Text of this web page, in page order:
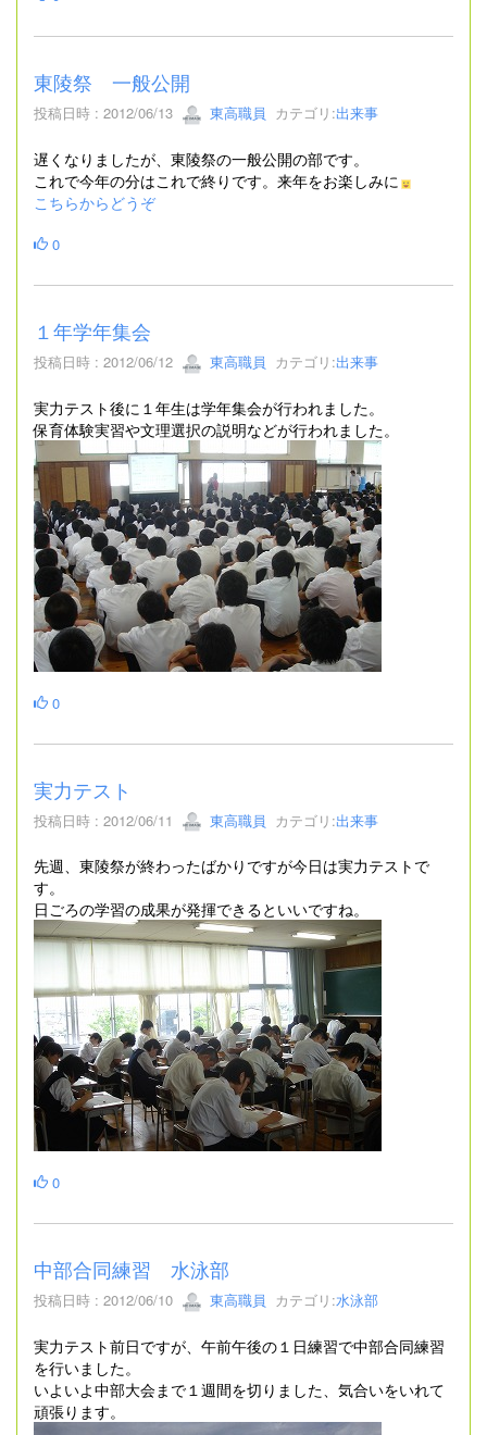
東陵祭 一般公開
投稿日時 : 2012/06/13 東高職員 カテゴリ:出来事
遅くなりましたが、東陵祭の一般公開の部です。
これで今年の分はこれで終りです。来年をお楽しみに
こちらからどうぞ
0
１年学年集会
投稿日時 : 2012/06/12 東高職員 カテゴリ:出来事
実力テスト後に１年生は学年集会が行われました。
保育体験実習や文理選択の説明などが行われました。
0
実力テスト
投稿日時 : 2012/06/11 東高職員 カテゴリ:出来事
先週、東陵祭が終わったばかりですが今日は実力テストで
す。
日ごろの学習の成果が発揮できるといいですね。
0
中部合同練習 水泳部
投稿日時 : 2012/06/10 東高職員 カテゴリ:水泳部
実力テスト前日ですが、午前午後の１日練習で中部合同練習
を行いました。
いよいよ中部大会まで１週間を切りました、気合いをいれて
頑張ります。